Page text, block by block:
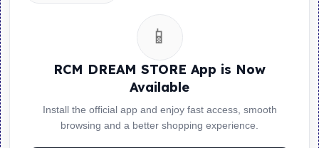
📱
RCM DREAM STORE App is Now
Available
Install the official app and enjoy fast access, smooth
browsing and a better shopping experience.